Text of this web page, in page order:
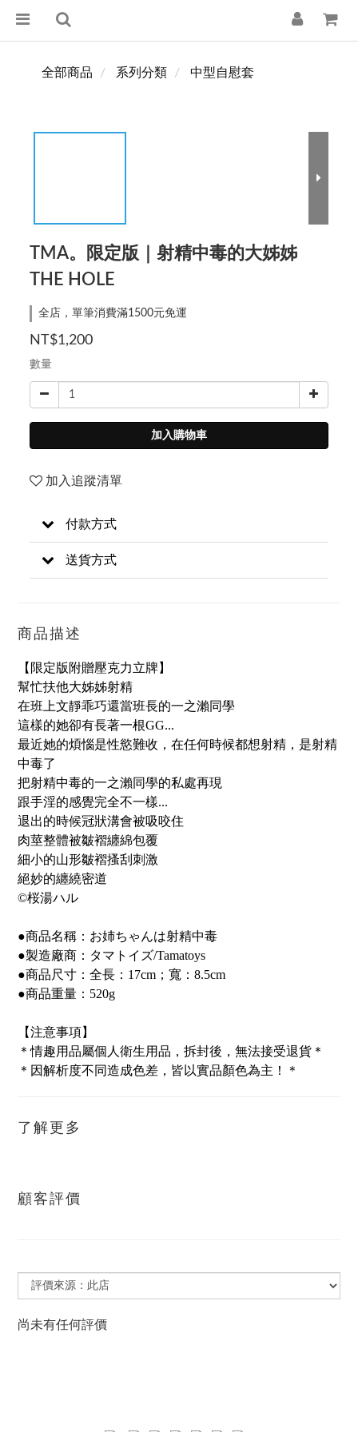
全部商品 系列分類 中型自慰套
TMA。限定版｜射精中毒的大姊姊
THE HOLE
全店，單筆消費滿1500元免運
NT$1,200
數量
加入購物車
加入追蹤清單
付款方式
送貨方式
商品描述
【限定版附贈壓克力立牌】
幫忙扶他大姊姊射精
在班上文靜乖巧還當班長的一之瀨同學
這樣的她卻有長著一根GG...
最近她的煩惱是性慾難收，在任何時候都想射精，是射精
中毒了
把射精中毒的一之瀨同學的私處再現
跟手淫的感覺完全不一樣...
退出的時候冠狀溝會被吸咬住
肉莖整體被皺褶纏綿包覆
細小的山形皺褶搔刮刺激
絕妙的纏繞密道
©桜湯ハル
●商品名稱：お姉ちゃんは射精中毒
●製造廠商：タマトイズ/Tamatoys
●商品尺寸：全長：17cm；寬：8.5cm
●商品重量：520g
【注意事項】
＊情趣用品屬個人衛生用品，拆封後，無法接受退貨＊
＊因解析度不同造成色差，皆以實品顏色為主！＊
了解更多
顧客評價
尚未有任何評價